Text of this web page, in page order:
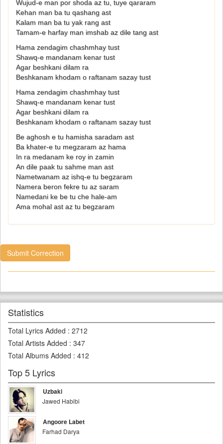
Wujud-e man por shoda az tu, tuye qararam
Kehan man ba tu qashang ast
Kalam man ba tu yak rang ast
Tamam-e harfay man imshab az dile tang ast
Hama zendagim chashmhay tust
Shawq-e mandanam kenar tust
Agar beshkani dilam ra
Beshkanam khodam o raftanam sazay tust
Hama zendagim chashmhay tust
Shawq-e mandanam kenar tust
Agar beshkani dilam ra
Beshkanam khodam o raftanam sazay tust
Be aghosh e tu hamisha saradam ast
Ba khater-e tu megzaram az hama
In ra medanam ke roy in zamin
An dile paak tu sahme man ast
Nametwanam az ishq-e tu begzaram
Namera beron fekre tu az saram
Namedani ke be tu che hale-am
Ama mohal ast az tu begzaram
Submit Correction
Statistics
Total Lyrics Added : 2712
Total Artists Added : 347
Total Albums Added : 412
Top 5 Lyrics
Uzbaki
Jawed Habibi
Angoore Labet
Farhad Darya